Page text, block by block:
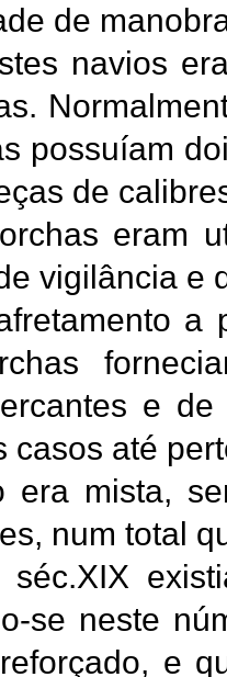
de
navios
possuíam
de
eram
vigilância e
a
e
casos até
era mista,
num total
séc.XIX
se neste
e